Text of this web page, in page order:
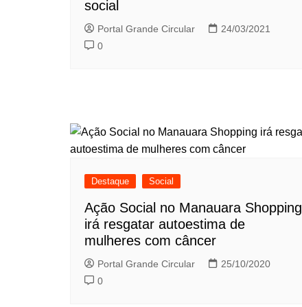
social
Portal Grande Circular
24/03/2021
0
Destaque Social
Ação Social no Manauara Shopping
irá resgatar autoestima de
mulheres com câncer
Portal Grande Circular
25/10/2020
0